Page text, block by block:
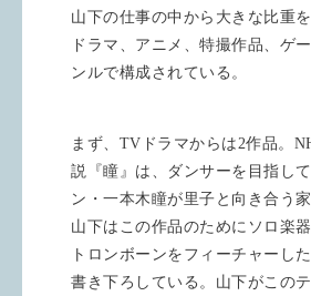
山下の仕事の中から大きな比重
ドラマ、アニメ、特撮作品、ゲ
ンルで構成されている。
まず、TVドラマからは2作品。
説『瞳』は、ダンサーを目指し
ン・一本木瞳が里子と向き合う
山下はこの作品のためにソロ楽
トロンボーンをフィーチャーし
書き下ろしている。山下がこの